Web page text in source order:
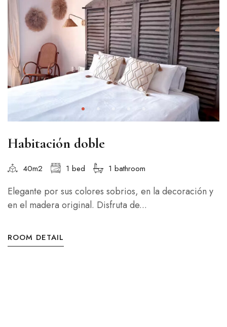
Habitación doble
40m2 1 bed 1 bathroom
Elegante por sus colores sobrios, en la decoración y
en el madera original. Disfruta de...
ROOM DETAIL